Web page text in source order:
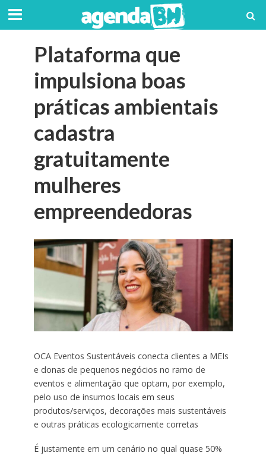
Plataforma que
impulsiona boas
práticas ambientais
cadastra
gratuitamente
mulheres
empreendedoras
OCA Eventos Sustentáveis conecta clientes a MEIs
e donas de pequenos negócios no ramo de
eventos e alimentação que optam, por exemplo,
pelo uso de insumos locais em seus
produtos/serviços, decorações mais sustentáveis
e outras práticas ecologicamente corretas
É justamente em um cenário no qual quase 50%